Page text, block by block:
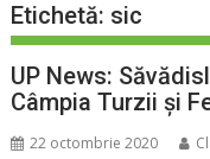
Etichetă: sic
UP News:
Câmpia Turzii și
22 octombrie 2020